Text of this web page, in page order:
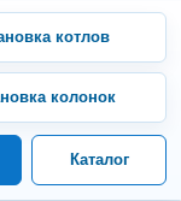
котлов
колонок
Каталог